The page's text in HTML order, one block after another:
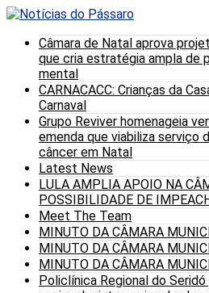
Câmara de Natal aprova
que cria estratégia ampla de
mental
CARNACACC: Crianças da
Carnaval
Grupo Reviver homenageia
emenda que viabiliza serviço
câncer em Natal
Latest News
LULA AMPLIA APOIO NA
POSSIBILIDADE DE
Meet The Team
MINUTO DA CÂMARA
MINUTO DA CÂMARA
MINUTO DA CÂMARA
Policlínica Regional do